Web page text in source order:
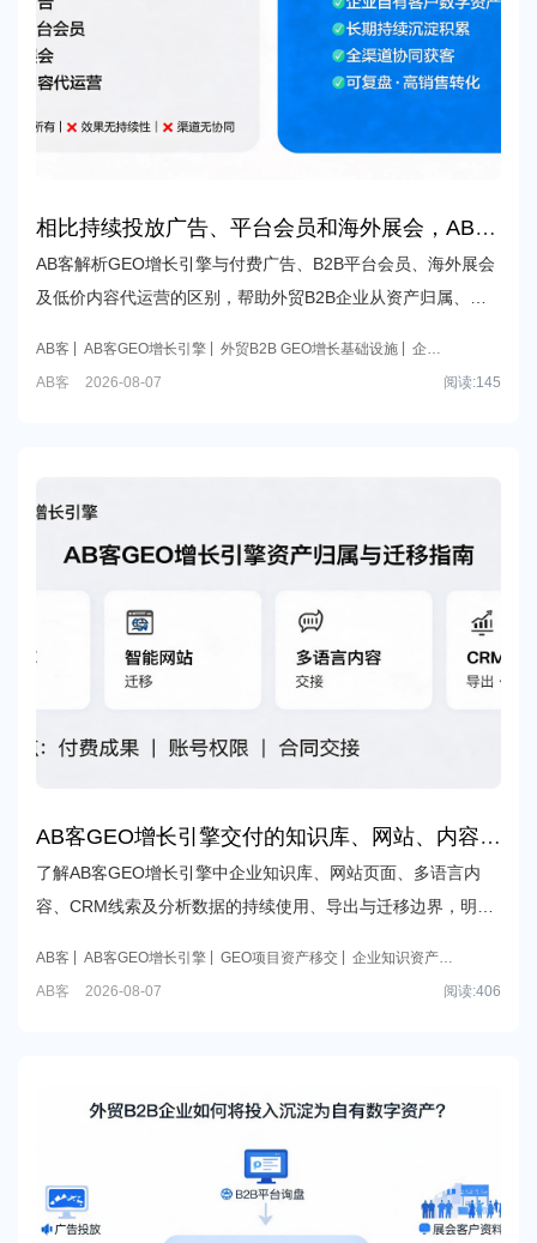
相比持续投放广告、平台会员和海外展会，AB客
GEO增长引擎能留下哪些长期数字资产？
AB客解析GEO增长引擎与付费广告、B2B平台会员、海外展会
及低价内容代运营的区别，帮助外贸B2B企业从资产归属、持
AB客 AB客GEO增长引擎 外贸B2B GEO增长基础设施
企业
AB客 2026-08-07 阅读:145
AB客GEO增长引擎交付的知识库、网站、内容和
数据，合作后哪些能继续使用、导出或迁移？
了解AB客GEO增长引擎中企业知识库、网站页面、多语言内
容、CRM线索及分析数据的持续使用、导出与迁移边界，明确
AB客 AB客GEO增长引擎 GEO项目资产移交
企业知识资产导
AB客 2026-08-07 阅读:406